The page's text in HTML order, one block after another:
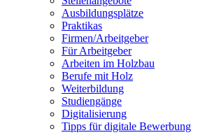
Ausbildungsplätze
Praktikas
Firmen/Arbeitgeber
Für Arbeitgeber
Arbeiten im Holzbau
Berufe mit Holz
Weiterbildung
Studiengänge
Digitalisierung
Tipps für digitale Bewerbung